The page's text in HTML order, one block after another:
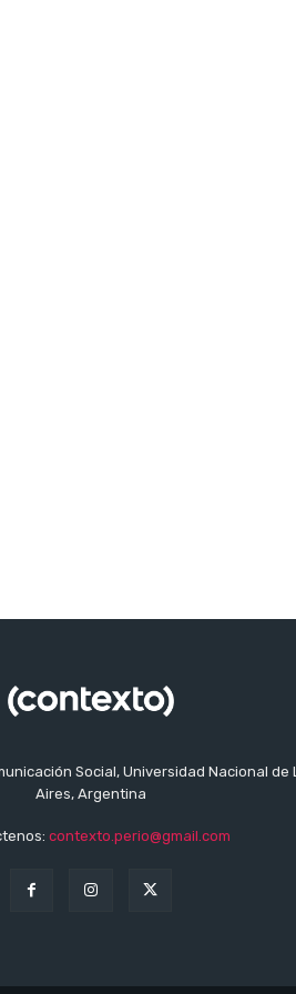
Social, Universidad Nacional de
Aires, Argentina
contexto.perio@gmail.com